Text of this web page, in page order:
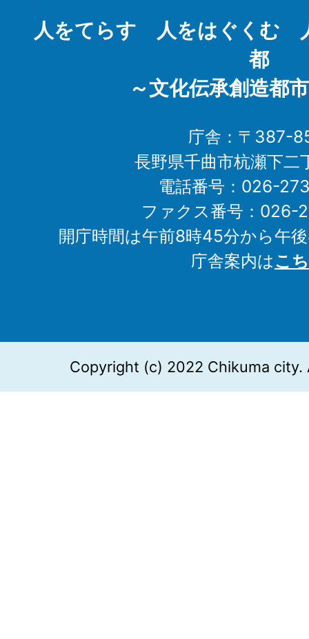
人をてらす 人をはぐくむ
都
～文化伝承創造都
庁舎：〒387-
長野県千曲市杭瀬下二
電話番号：026-
ファクス番号：026-
開庁時間は午前8時45分から午
庁舎案内はこ
Copyright (c) 2022 Chikuma city.